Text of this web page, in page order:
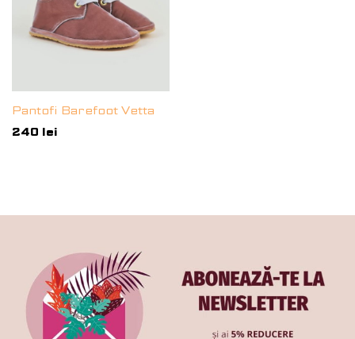
Pantofi Barefoot Vetta
240 lei